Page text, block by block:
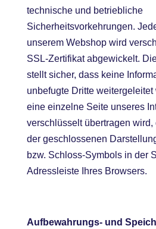
technische und betriebliche
Sicherheitsvorkehrungen.
unserem Webshop wird
SSL-Zertifikat abgewickelt.
stellt sicher, dass keine
unbefugte Dritte
eine einzelne Seite unseres
verschlüsselt übertragen wird,
der geschlossenen
bzw. Schloss-Symbols in der
Adressleiste Ihres Browsers.
Aufbewahrungs- und